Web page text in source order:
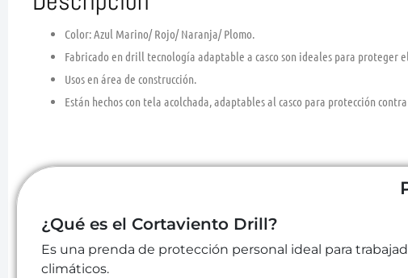
Color: Azul Marino/ Rojo/ Naranja/ Plomo.
Fabricado en drill tecnología adaptable a casco son ideales para proteger
Usos en área de construcción.
Están hechos con tela acolchada, adaptables al casco para protección
¿Qué es el Cortaviento Drill?
Es una prenda de protección personal ideal para
climáticos.